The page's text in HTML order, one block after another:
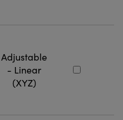
Adjustable
- Linear
(XYZ)